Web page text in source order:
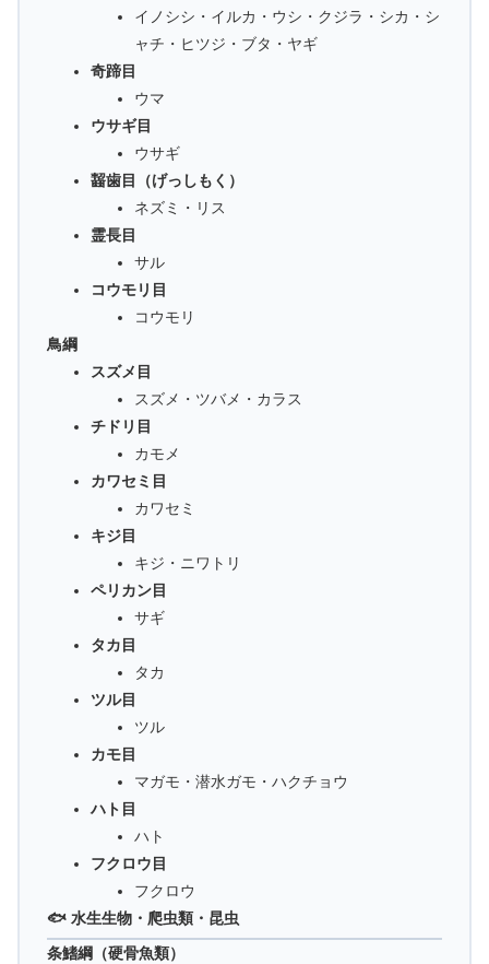
イノシシ・イルカ・ウシ・クジラ・シカ・シ
ャチ・ヒツジ・ブタ・ヤギ
奇蹄目
ウマ
ウサギ目
ウサギ
齧歯目（げっしもく）
ネズミ・リス
霊長目
サル
コウモリ目
コウモリ
鳥綱
スズメ目
スズメ・ツバメ・カラス
チドリ目
カモメ
カワセミ目
カワセミ
キジ目
キジ・ニワトリ
ペリカン目
サギ
タカ目
タカ
ツル目
ツル
カモ目
マガモ・潜水ガモ・ハクチョウ
ハト目
ハト
フクロウ目
フクロウ
🐟 水生生物・爬虫類・昆虫
条鰭綱（硬骨魚類）